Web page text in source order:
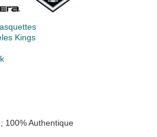
Kings
100% Authentique